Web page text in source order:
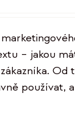
– jakou
používat,